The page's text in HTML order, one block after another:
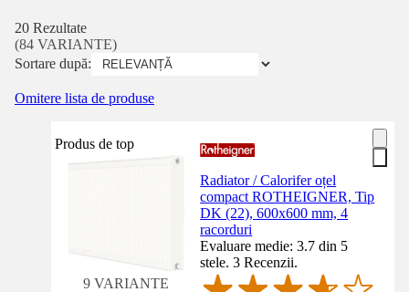
20 Rezultate
(84 VARIANTE)
Sortare după:
Omitere lista de produse
Produs de top
9 VARIANTE
Radiator / Calorifer oțel
compact ROTHEIGNER, Tip
DK (22), 600x600 mm, 4
racorduri
Evaluare medie: 3.7 din 5
stele. 3 Recenzii.